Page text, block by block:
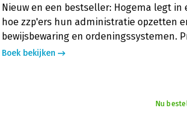
Nieuw en een bestseller: Hogema legt
hoe zzp'ers hun administratie opzetten
bewijsbewaring en ordeningssystemen.
Boek bekijken
Nu